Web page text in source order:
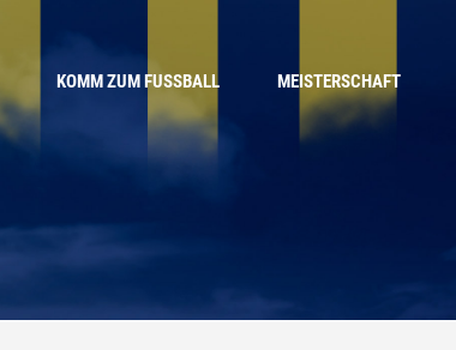
KOMM ZUM FUSSBALL MEISTERSCHAFT